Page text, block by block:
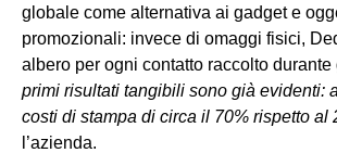
globale come alternativa ai gadget e
promozionali: invece di omaggi fisici,
albero per ogni contatto raccolto durante
primi risultati tangibili sono già evidenti:
costi di stampa di circa il 70% rispetto al
l’azienda.